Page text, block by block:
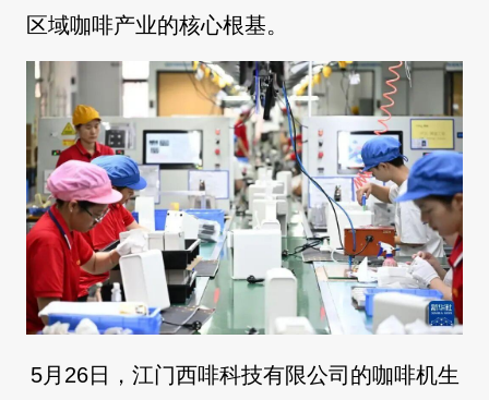
区域咖啡产业的核心根基。
5月26日，江门西啡科技有限公司的咖啡机生